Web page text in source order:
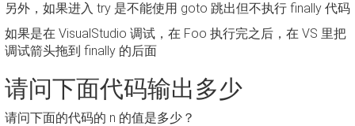
另外，如果进入 try 是不能使用 goto 跳出但不执行 finally 代码
如果是在 VisualStudio 调试，在 Foo 执行完之后，在 VS 里把
调试箭头拖到 finally 的后面
请问下面代码输出多少
请问下面的代码的 n 的值是多少？